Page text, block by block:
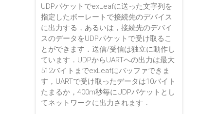
UDPパケットでexLeafに送った文字列を
指定したボーレートで接続先のデバイス
に出力する，あるいは，接続先のデバイ
スのデータをUDPパケットで受け取るこ
とができます．送信/受信は独立に動作し
ています．UDPからUARTへの出力は最大
512バイトまでexLeafにバッファできま
す，UARTで受け取ったデータは10バイト
たまるか，400m秒毎にUDPパケットとし
てネットワークに出力されます．